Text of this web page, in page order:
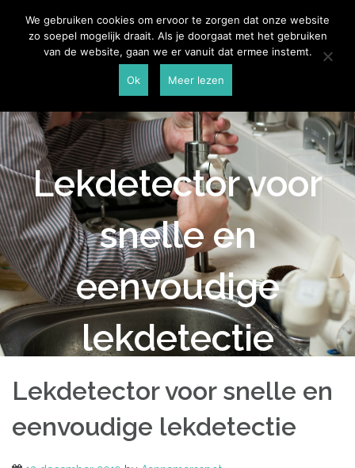
content
Aannemersspot
Lekdetector voor
snelle en
eenvoudige
lekdetectie
Lekdetector voor snelle en
eenvoudige lekdetectie
We gebruiken cookies om ervoor te zorgen dat onze website
zo soepel mogelijk draait. Als je doorgaat met het gebruiken
van de website, gaan we er vanuit dat ermee instemt.
Ok Meer lezen